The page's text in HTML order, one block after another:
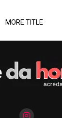
MORE TITLE